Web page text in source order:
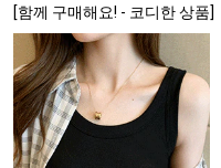
[함께 구매해요! - 코디한 상품]